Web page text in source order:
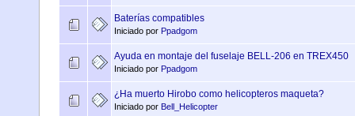
Baterías compatibles
Iniciado por Ppadgom
Ayuda en montaje del fuselaje BELL-206 en TREX450
Iniciado por Ppadgom
¿Ha muerto Hirobo como helicopteros maqueta?
Iniciado por Bell_Helicopter